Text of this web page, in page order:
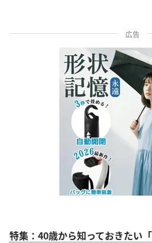
広告
特集：40歳から知っておきたい「